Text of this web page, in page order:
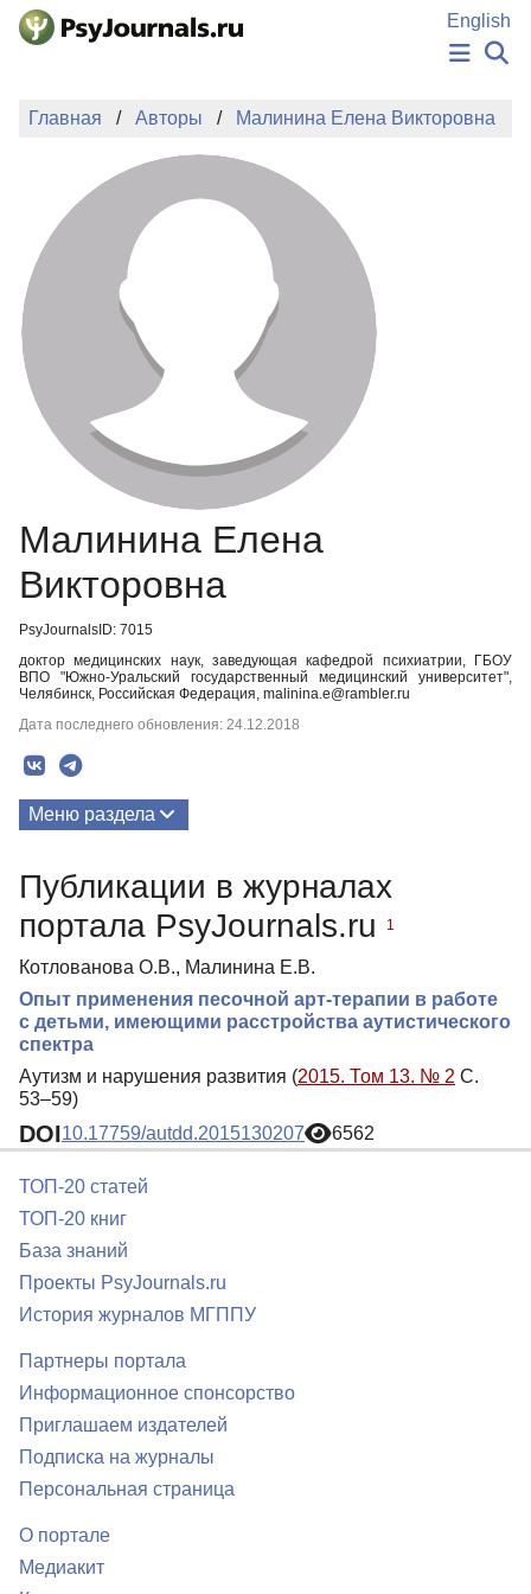
Перейти к основному содержанию
English
НОВОСТИ
АВТОРЫ
ПОДАТЬ РУКОПИСЬ
БАЗА ЗНАНИЙ
КЛЮЧЕВЫЕ СЛОВА
Регистрация
Главная Авторы Малинина Елена Викторовна
Малинина Елена
Викторовна
PsyJournalsID: 7015
доктор медицинских наук, заведующая кафедрой психиатрии, ГБОУ
ВПО "Южно-Уральский государственный медицинский университет",
Челябинск, Российская Федерация, malinina.e@rambler.ru
Дата последнего обновления: 24.12.2018
Меню раздела
Публикации в журналах
портала PsyJournals.ru
1
Котлованова О.В., Малинина Е.В.
Опыт применения песочной арт-терапии в работе
с детьми, имеющими расстройства аутистического
спектра
Аутизм и нарушения развития (2015. Том 13. № 2 С.
53–59)
DOI10.17759/autdd.2015130207 6562
ТОП-20 статей
ТОП-20 книг
База знаний
Проекты PsyJournals.ru
История журналов МГППУ
Партнеры портала
Информационное спонсорство
Приглашаем издателей
Подписка на журналы
Персональная страница
О портале
Медиакит